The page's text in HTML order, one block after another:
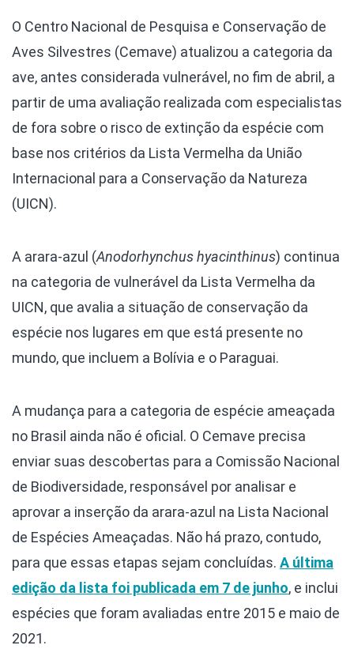
O Centro Nacional de Pesquisa e Conservação de
Aves Silvestres (Cemave) atualizou a categoria da
ave, antes considerada vulnerável, no fim de abril, a
partir de uma avaliação realizada com especialistas
de fora sobre o risco de extinção da espécie com
base nos critérios da Lista Vermelha da União
Internacional para a Conservação da Natureza
(UICN).
A arara-azul (Anodorhynchus hyacinthinus) continua
na categoria de vulnerável da Lista Vermelha da
UICN, que avalia a situação de conservação da
espécie nos lugares em que está presente no
mundo, que incluem a Bolívia e o Paraguai.
A mudança para a categoria de espécie ameaçada
no Brasil ainda não é oficial. O Cemave precisa
enviar suas descobertas para a Comissão Nacional
de Biodiversidade, responsável por analisar e
aprovar a inserção da arara-azul na Lista Nacional
de Espécies Ameaçadas. Não há prazo, contudo,
para que essas etapas sejam concluídas. A última
edição da lista foi publicada em 7 de junho, e inclui
espécies que foram avaliadas entre 2015 e maio de
2021.